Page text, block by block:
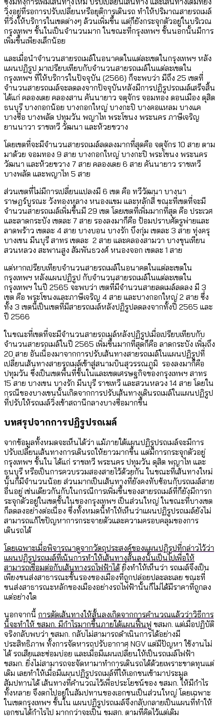
วิ่งอยู่ที่รอการปรับเปลี่ยนหรือยุติการเดินรถ ทำให้ปริมาณสายรถเมล์
ที่วิ่งให้บริการในเขตต่างๆ ล้วนเพิ่มขึ้น แต่ก็ยังกระจุกตัวอยู่ในบริเวณ
กรุงเทพฯ ชั้นในเป็นจำนวนมาก ในขณะที่กรุงเทพฯ ชั้นนอกนั้นมีการ
เพิ่มขึ้นเพียงเล็กน้อย
และเมื่อนำจำนวนสายรถเมล์ในอนาคตในแต่ละเขตในกรุงเทพฯ หลัง
แผนปฏิรูป มาเปรียบเทียบกับจำนวนสายรถเมล์ในแต่ละเขตใน
กรุงเทพฯ ที่ให้บริการในปัจจุบัน (2566) ก็จะพบว่า มีถึง 25 เขตที่
จำนวนสายรถเมล์จะลดลงจากปัจจุบันหลังมีการปฏิรูปรถเมล์เสร็จสิ้น
ได้แก่ คลองเตย คลองสาน คันนายาว จตุจักร จอมทอง ดอนเมือง ดุสิต
ธนบุรี บางกอกน้อย บางกอกใหญ่ บางกะปิ บางคอแหลม บางแค
บางซื่อ บางพลัด ปทุมวัน พญาไท พระโขนง พระนคร ภาษีเจริญ
ยานนาวา ราชเทวี วัฒนา และห้วยขวาง
โดยเขตที่จะมีจำนวนสายรถเมล์ลดลงมากที่สุดคือ จตุจักร 10 สาย ตาม
มาด้วย จอมทอง 9 สาย บางกอกใหญ่ บางกะปิ พระโขนง พระนคร
วัฒนา และห้วยขวาง 7 สาย คลองเตย 6 สาย คันนายาว ราชเทวี
บางพลัด และพญาไท 5 สาย
ส่วนเขตที่ไม่มีการเปลี่ยนแปลงมี 6 เขต คือ ทวีวัฒนา บางนา
ราษฎร์บูรณะ วังทองหลาง หนองแขม และหลักสี่ ขณะที่เขตที่จะมี
จำนวนสายรถเมล์เพิ่มขึ้นมี 29 เขต โดยเขตที่เพิ่มมากที่สุด คือ ประเวศ
และลาดกระบัง เขตละ 7 สาย รองลงมาก็คือ ป้อมปราบศัตรูพ่ายและ
ลาดพร้าว เขตละ 4 สาย บางบอน บางรัก บึงกุ่ม เขตละ 3 สาย ทุ่งครุ
บางเขน มีนบุรี สาทร เขตละ 2 สาย และคลองสามวา บางขุนเทียน
สวนหลวง สะพานสูง สัมพันธวงศ์ หนองจอก เขตละ 1 สาย
แต่หากเปรียบเทียบจำนวนสายรถเมล์ในอนาคตในแต่ละเขตใน
กรุงเทพฯ หลังแผนปฏิรูป กับจำนวนสายรถเมล์ในแต่ละเขตใน
กรุงเทพฯ ในปี 2565 จะพบว่า เขตที่มีจำนวนสายลดเมล์ลดลง มี 3
เขต คือ พระโขนงและภาษีเจริญ 4 สาย และบางกอกใหญ่ 2 สาย ซึ่ง
ทั้ง 3 เขตนี้เป็นเขตที่มีสายรถเมล์หลังปฏิรูปลดลงจากทั้งปี 2565 และ
ปี 2566
ในขณะที่เขตที่จะมีจำนวนสายรถเมล์หลังปฏิรูปเมื่อเปรียบเทียบกับ
จำนวนสายรถเมล์ในปี 2565 เพิ่มขึ้นมากที่สุดก็คือ ลาดกระบัง เพิ่มถึง
20 สาย อันเนื่องมาจากการปรับเส้นทางสายรถเมล์ในแผนปฏิรูปที่
เปลี่ยนเส้นทางสายรถเมล์เข้าสู่สนามบินสุวรรณภูมิ รองลงมาก็คือ
ปทุมวัน ซึ่งเป็นเขตพื้นที่ชั้นในและเขตเศรษฐกิจของกรุงเทพฯ สาทร
15 สาย บางเขน บางรัก มีนบุรี ราชเทวี และสวนหลวง 14 สาย โดยใน
กรณีของบางเขนนั้นเกิดจากการปรับเส้นทางเดินรถเมล์ในแผนปฏิรูป
ที่ปรับให้รถเมล์วิ่งเข้าสถานีกลางบางซื่อมากขึ้น
บทสรุปจากการปฏิรูปรถเมล์
จากข้อมูลทั้งหมดจะเห็นได้ว่า แม้ภายใต้แผนปฏิรูปรถเมล์จะมีการ
ปรับเปลี่ยนเส้นทางการเดินรถให้ยาวมากขึ้น แต่มีการกระจุกตัวอยู่
กรุงเทพฯ ชั้นใน ได้แก่ ราชเทวี พระนคร ปทุมวัน ดุสิต พญาไท และ
ธนบุรี หรือเป็นการควบรวมสองสายไว้ด้วยกัน ในขณะที่เส้นทางใหม่
นั้นก็มีจำนวนน้อย ส่วนมากเป็นเส้นทางที่ยังคงทับซ้อนกับรถเมล์สาย
อื่นอยู่ เช่นเดียวกันกับในกรณีการเพิ่มขึ้นของสายรถเมล์ที่ก็ยังมีการก
ระจุกตัวอยู่ในเขตชั้นในของกรุงเทพฯ เป็นส่วนใหญ่ ในขณะที่บางเขต
ก็ลดลงอย่างต่อเนื่อง ซึ่งทั้งหมดนี้ทำให้เห็นว่าแผนปฏิรูปรถเมล์ยังไม่
สามารถแก้ไขปัญหาการกระจายตัวและความครอบคลุมของการ
เดินรถได้
โดยเฉพาะเมื่อพิจารณาดูจากวัตถุประสงค์ของแผนปฏิรูปที่กล่าวไว้ว่า
แผนปฏิรูปรถเมล์ที่เน้นการทำให้เส้นทางสั้นลงนั้นเป็นไปเพื่อให้
สามารถเชื่อมต่อกับเส้นทางรถไฟฟ้าได้ยิ่งทำให้เห็นว่า รถเมล์จึงเป็น
เพียงขนส่งสาธารณะชั้นรองของเมืองที่ถูกปล่อยปละละเลย ขณะที่
ขนส่งสาธารณะหลักของเมืองอย่างรถไฟฟ้านั้นก็ไม่ได้มีราคาที่ถูกลง
แต่อย่างใด
นอกจากนี้ การตัดเส้นทางให้สั้นลงเกิดจากการคำนวณแล้วว่าวิธีการ
นี้จะทำให้ ขสมก. มีกำไรมากขึ้นภายใต้แผนฟื้นฟู ขสมก. แต่เมื่อปฏิบัติ
จริงกลับพบว่า ขสมก. กลับไม่สามารถดำเนินการได้อย่างมี
ประสิทธิภาพ ทั้งการจัดหารถปรับอากาศ NGV แต่มีปัญหา ใช้งานไม่
ได้ รถเสียและซ่อมบ่อย และเมื่อมีแผนเปลี่ยนให้เป็นรถเมล์ไฟฟ้า
ขสมก. ยิ่งไม่สามารถจะจัดหามาทำการเดินรถได้ด้วยเพราะขาดทุนแต่
เดิม เลยทำให้เมื่อมีแผนปฏิรูปรถเมล์ที่ให้เอกชนเข้ามาประมูล
สัมปทานได้ เส้นทางที่คำนวณไว้เพื่อประโยชน์ของ ขสมก. ให้มีกำไร
ทั้งหลาย จึงตกไปอยู่ในสัมปทานของเอกชนเป็นส่วนใหญ่ โดยเฉพาะ
ในเขตกรุงเทพฯ ชั้นใน แผนปฏิรูปรถเมล์จึงกลับกลายเป็นแผนที่ทำให้
เอกชนได้กำไรไป มากกว่าจะเป็น ขมสก. ตามที่คิดไว้แต่เดิม